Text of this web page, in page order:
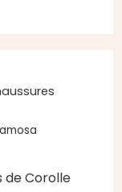
de Corolle